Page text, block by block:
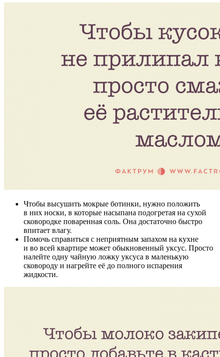
Чтобы высушить мокрые ботинки, нужно положить
в них носки, в которые насыпана подогретая на сухой
сковородке поваренная соль. Она достаточно быстро
впитает влагу.
Помочь справиться с неприятным запахом на кухне
и во всей квартире может обыкновенный уксус. Просто
налейте одну чайную ложку уксуса в маленькую
сковороду и нагрейте её до полного испарения
жидкости.